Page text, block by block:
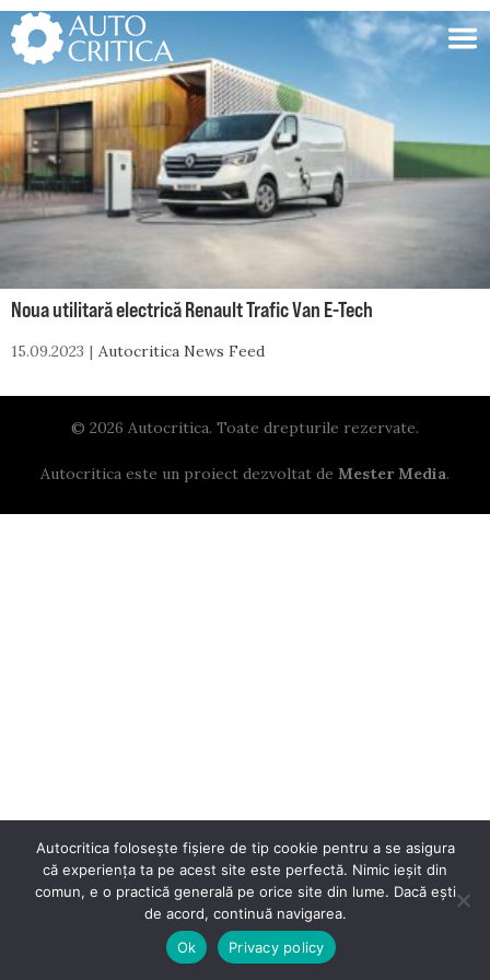
Skip
to
content
Noua utilitară electrică Renault Trafic Van E-Tech
15.09.2023 Autocritica News Feed
© 2026 Autocritica. Toate drepturile rezervate.
Autocritica este un proiect dezvoltat de Mester Media.
Autocritica folosește fișiere de tip cookie pentru a se asigura
că experiența ta pe acest site este perfectă. Nimic ieșit din
comun, e o practică generală pe orice site din lume. Dacă ești
de acord, continuă navigarea.
Ok
Privacy policy